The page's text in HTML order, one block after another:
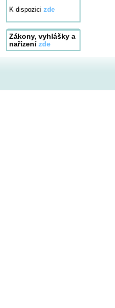
K dispozici zde
Zákony, vyhlášky a
nařízení zde